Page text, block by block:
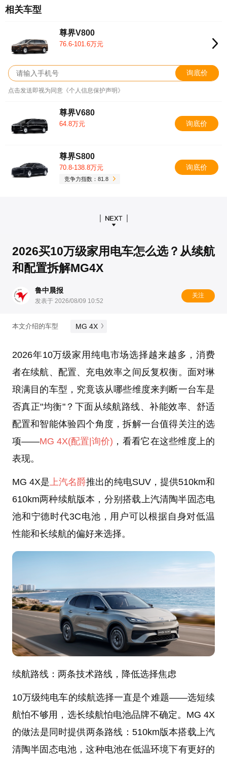
相关车型
尊界V800
76.6-101.6万元
询底价
点击发送即视为同意《个人信息保护声明》
尊界V680
64.8万元 询底价
尊界S800
70.8-138.8万元
竞争力指数：81.8
询底价
2026买10万级家用电车怎么选？从续航
和配置拆解MG4X
鲁中晨报
发表于 2026/08/09 10:52
关注
本文介绍的车型 MG 4X
2026年10万级家用纯电市场选择越来越多，消费
者在续航、配置、充电效率之间反复权衡。面对琳
琅满目的车型，究竟该从哪些维度来判断一台车是
否真正"均衡"？下面从续航路线、补能效率、舒适
配置和智能体验四个角度，拆解一台值得关注的选
项——MG 4X(配置|询价) ，看看它在这些维度上的
表现。
MG 4X是 上汽名爵推出的纯电SUV，提供510km和
610km两种续航版本，分别搭载上汽清陶半固态电
池和宁德时代3C电池，用户可以根据自身对低温
性能和长续航的偏好来选择。
续航路线：两条技术路线，降低选择焦虑
10万级纯电车的续航选择一直是个难题——选短续
航怕不够用，选长续航怕电池品牌不确定。MG 4X
的做法是同时提供两条路线：510km版本搭载上汽
清陶半固态电池，这种电池在低温环境下有更好的